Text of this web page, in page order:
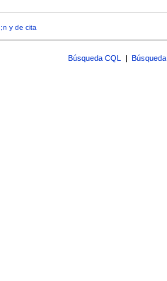
y de cita
Búsqueda CQL |